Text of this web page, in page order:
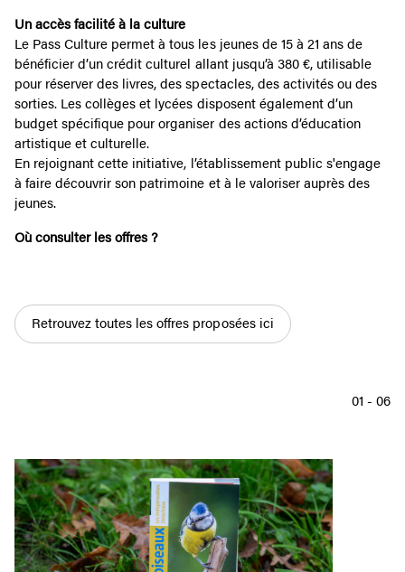
Un accès facilité à la culture
Le Pass Culture permet à tous les jeunes de 15 à 21 ans de
bénéficier d’un crédit culturel allant jusqu’à 380 €, utilisable
pour réserver des livres, des spectacles, des activités ou des
sorties. Les collèges et lycées disposent également d’un
budget spécifique pour organiser des actions d’éducation
artistique et culturelle.
En rejoignant cette initiative, l’établissement public s'engage
à faire découvrir son patrimoine et à le valoriser auprès des
jeunes.
Où consulter les offres ?
Retrouvez toutes les offres proposées ici
01 - 06